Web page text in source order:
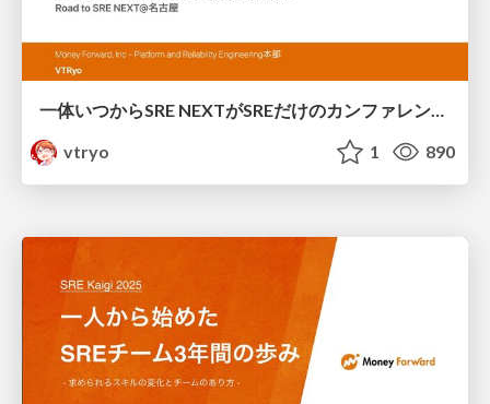
vtryo
1 890